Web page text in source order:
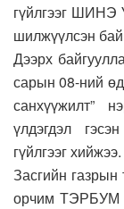
гүйлгээг
шилжүүлсэн
Дээрх
сарын 08-ний
санхүүжилт”
үлдэгдэл
гүйлгээг хийжээ.
Засгийн
орчим ТЭРБУМ